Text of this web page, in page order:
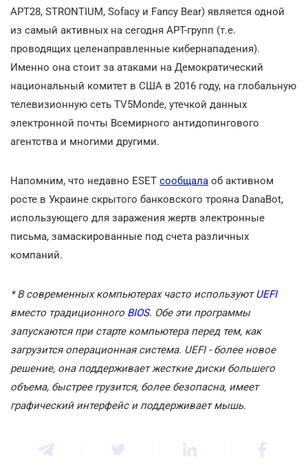
APT28, STRONTIUM, Sofacy и Fancy Bear) является одной
из самый активных на сегодня АРТ-групп (т.е.
проводящих целенаправленные кибернападения).
Именно она стоит за атаками на Демократический
национальный комитет в США в 2016 году, на глобальную
телевизионную сеть TV5Monde, утечкой данных
электронной почты Всемирного антидопингового
агентства и многими другими.
Напомним, что недавно ESET сообщала об активном
росте в Украине скрытого банковского трояна DanaBot,
использующего для заражения жертв электронные
письма, замаскированные под счета различных
компаний.
* В современных компьютерах часто используютUEFI
вместо традиционного BIOS. Обе эти программы
запускаются при старте компьютера перед тем, как
загрузится операционная система. UEFI - более новое
решение, она поддерживает жесткие диски большего
объема, быстрее грузится, более безопасна, имеет
графический интерфейс и поддерживает мышь.